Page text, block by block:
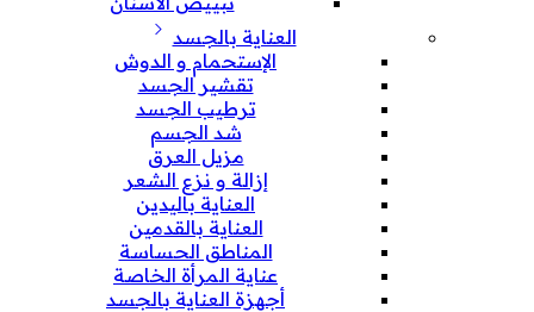
العناية بالجسد
الإستحمام و الدوش
تقشير الجسد
ترطيب الجسد
شد الجسم
مزيل العرق
إزالة و نزع الشعر
العناية باليدين
العناية بالقدمين
المناطق الحساسة
عناية المرأة الخاصة
أجهزة العناية بالجسد